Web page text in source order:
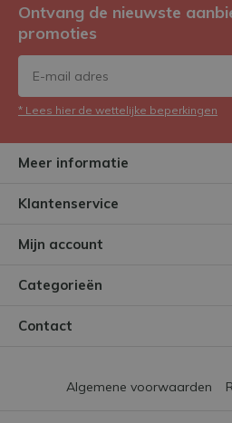
Ontvang de nieuwste
promoties
* Lees hier de wettelijke beperkingen
Meer informatie
Klantenservice
Mijn account
Categorieën
Contact
Algemene voorwaarden